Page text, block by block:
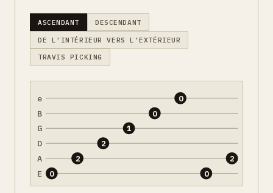
ASCENDANT DESCENDANT
DE L'INTÉRIEUR VERS L'EXTÉRIEUR
TRAVIS PICKING
e
B
G
D
A
E 0
2
2
1
0
0
0
2